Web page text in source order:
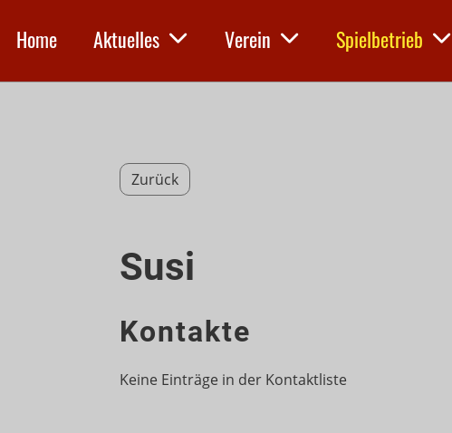
Home Aktuelles Verein Spielbetrieb
Zurück
Susi
Kontakte
Keine Einträge in der Kontaktliste